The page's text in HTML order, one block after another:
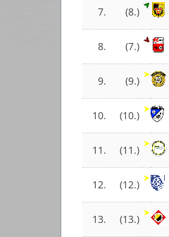
7. (8.)
8. (7.)
9. (9.)
10. (10.)
11. (11.)
12. (12.)
13. (13.)